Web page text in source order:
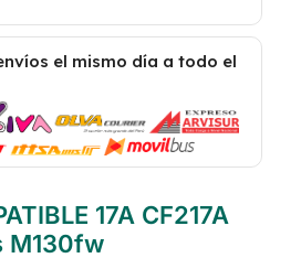
el mismo día a todo el
17A CF217A
M130fw